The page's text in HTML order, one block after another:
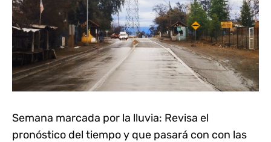
Semana marcada por la lluvia: Revisa el
pronóstico del tiempo y que pasará con con las